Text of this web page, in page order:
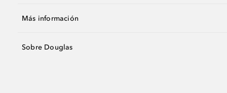
Más información
Sobre Douglas